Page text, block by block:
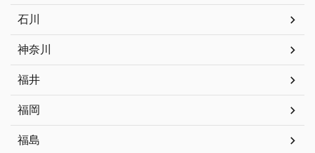
石川
神奈川
福井
福岡
福島